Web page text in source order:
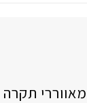
מאווררי תקרה